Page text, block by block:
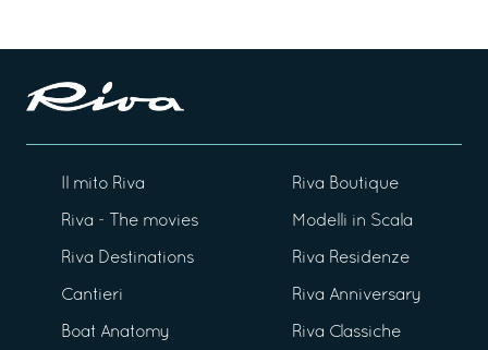
Il mito Riva
Riva - The movies
Riva Destinations
Cantieri
Boat Anatomy
Riva Boutique
Modelli in Scala
Riva Residenze
Riva Anniversary
Riva Classiche